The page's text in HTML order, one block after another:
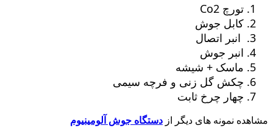
تورچ Co2
کابل جوش
انبر اتصال
انبر جوش
ماسک + شیشه
چکش گل زنی و فرچه سیمی
چهار چرخ ثابت
مشاهده نمونه های دیگر از دستگاه جوش آلومینیوم